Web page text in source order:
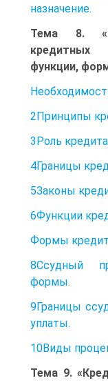
назначение.
Тема 8.
функции,
2Принципы
3Роль
4Границы
5Законы
6Функции
Формы
8Ссудный
формы.
9Границы
уплаты.
10Виды
Тема 9.